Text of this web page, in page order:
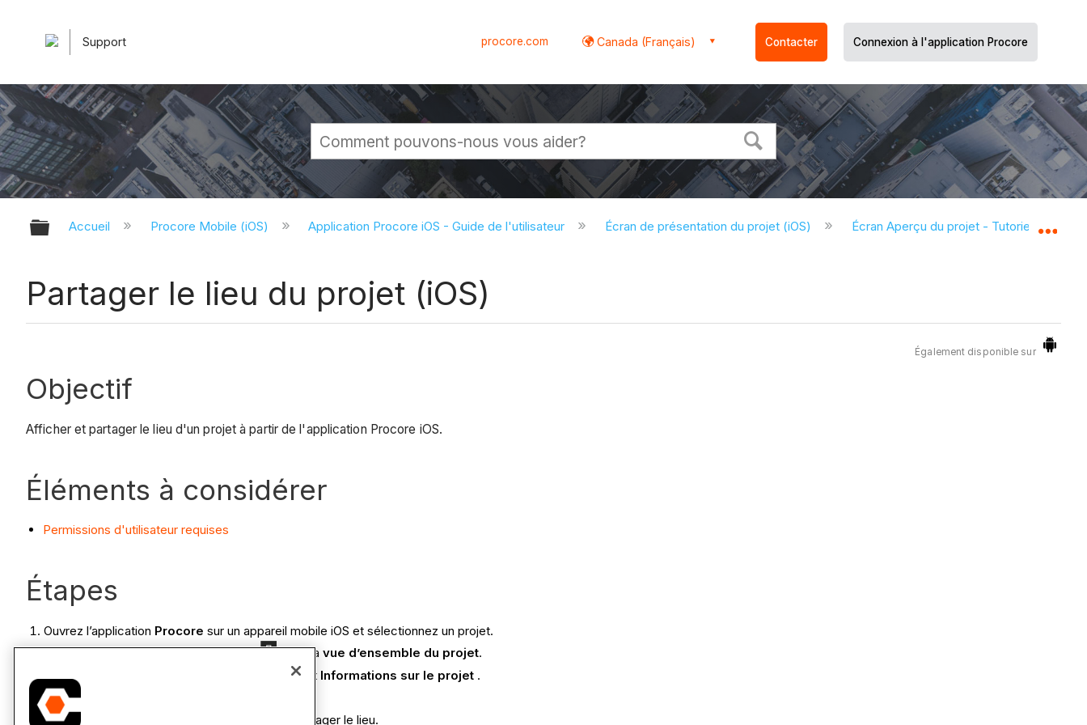
Support procore.com Canada (Français) Contacter Connexion à l'application Procore
Développer/réduire la hiérarchie globale
Accueil Procore Mobile (iOS) Application Procore iOS - Guide de l'utilisateur Écran de présentation du projet (iOS) Écran Aperçu du projet - Tutoriels (iOS)
Partager le lieu du projet (iOS)
Également disponible sur
Objectif
Afficher et partager le lieu d'un projet à partir de l'application Procore iOS.
Éléments à considérer
Permissions d'utilisateur requises
Étapes
Ouvrez l’application Procore sur un appareil mobile iOS et sélectionnez un projet.
Remarque :Cela charge l’écranOutils avec lavue d’ensemble du projet.
Sous « Aperçu du projet », appuyez sur le widget Informations sur le projet .
Appuyez sur l’icône
Sélectionnez la manière dont vous souhaitez partager le lieu.